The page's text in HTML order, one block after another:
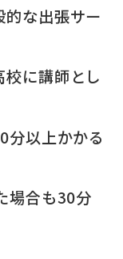
な出張サー
に講師とし
以上かかる
場合も30分